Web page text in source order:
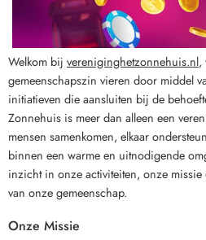
Welkom bij vereniginghetzonnehuis.nl,
gemeenschapszin vieren door middel
initiatieven die aansluiten bij de
Zonnehuis is meer dan alleen een
mensen samenkomen, elkaar
binnen een warme en uitnodigende
inzicht in onze activiteiten, onze
van onze gemeenschap.
Onze Missie